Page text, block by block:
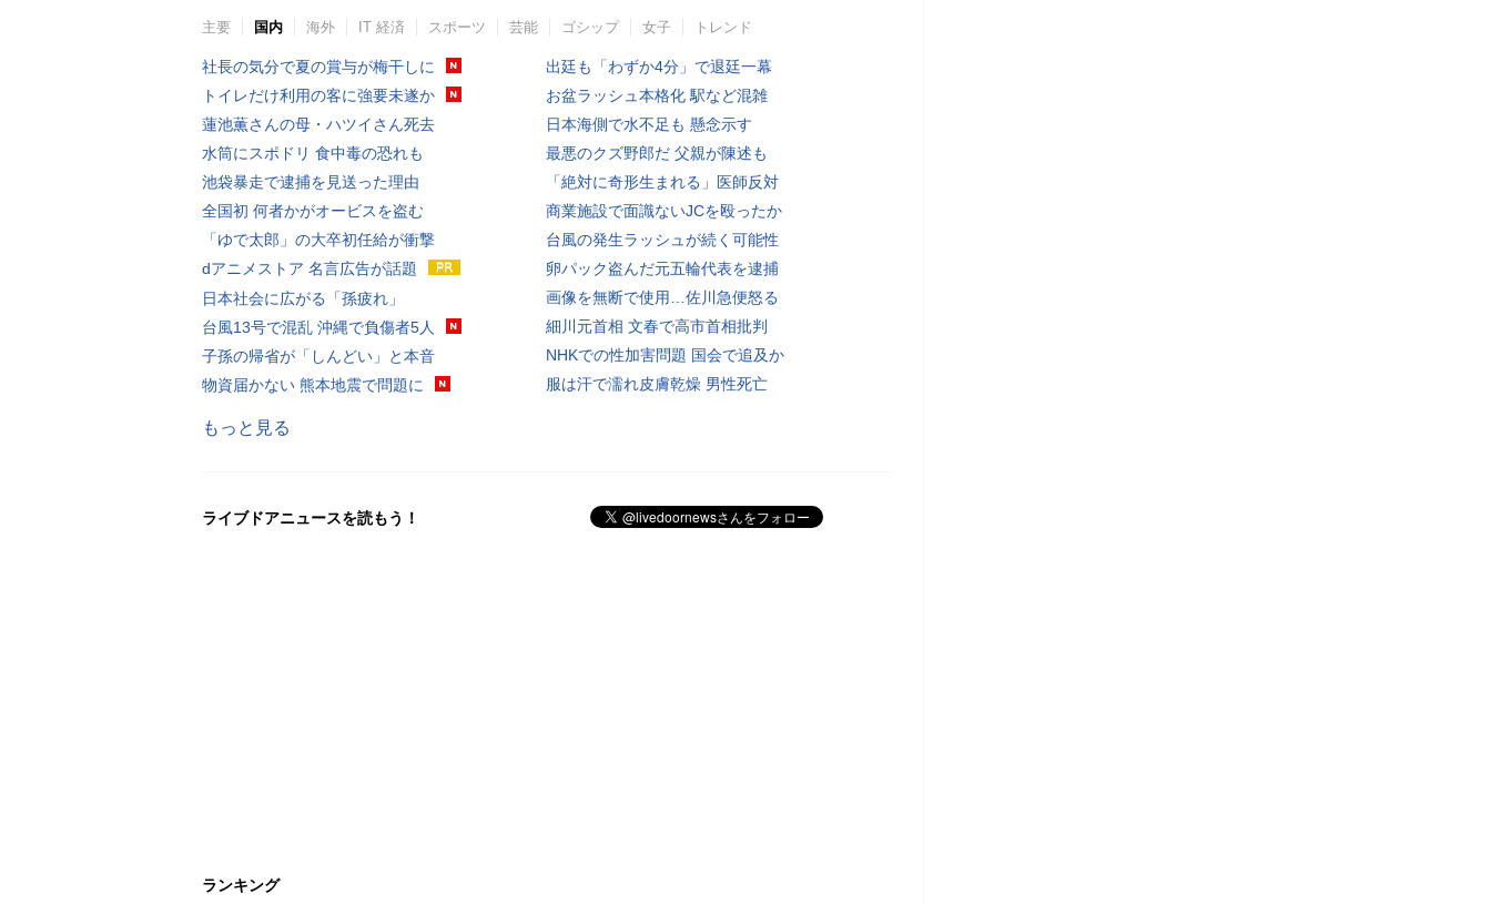
主要 国内 海外 IT 経済 スポーツ 芸能 ゴシップ 女子 トレンド
社長の気分で夏の賞与が梅干しに
トイレだけ利用の客に強要未遂か
蓮池薫さんの母・ハツイさん死去
水筒にスポドリ 食中毒の恐れも
池袋暴走で逮捕を見送った理由
全国初 何者かがオービスを盗む
「ゆで太郎」の大卒初任給が衝撃
dアニメストア 名言広告が話題
日本社会に広がる「孫疲れ」
台風13号で混乱 沖縄で負傷者5人
子孫の帰省が「しんどい」と本音
物資届かない 熊本地震で問題に
出廷も「わずか4分」で退廷一幕
お盆ラッシュ本格化 駅など混雑
日本海側で水不足も 懸念示す
最悪のクズ野郎だ 父親が陳述も
「絶対に奇形生まれる」医師反対
商業施設で面識ないJCを殴ったか
台風の発生ラッシュが続く可能性
卵パック盗んだ元五輪代表を逮捕
画像を無断で使用…佐川急便怒る
細川元首相 文春で高市首相批判
NHKでの性加害問題 国会で追及か
服は汗で濡れ皮膚乾燥 男性死亡
もっと見る
ライブドアニュースを読もう！
ランキング